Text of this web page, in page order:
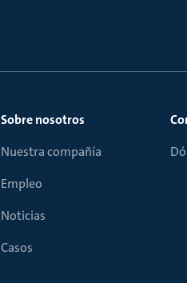
Sobre nosotros
Nuestra compañía
Empleo
Noticias
Casos